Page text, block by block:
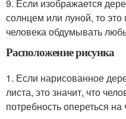
9. Если изображается
солнцем или луной, то это
человека обдумывать
Расположение рисунка
1. Если нарисованное
листа, это значит, что
потребность опереться на